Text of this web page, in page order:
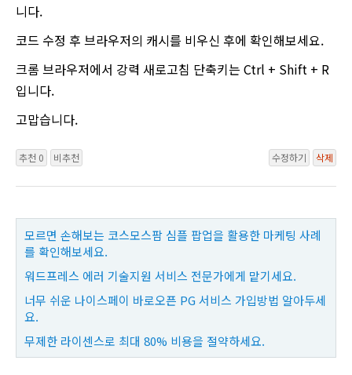
니다.
코드 수정 후 브라우저의 캐시를 비우신 후에 확인해보세요.
크롬 브라우저에서 강력 새로고침 단축키는 Ctrl + Shift + R
입니다.
고맙습니다.
추천 0 비추천 수정하기 삭제
모르면 손해보는 코스모스팜 심플 팝업을 활용한 마케팅 사례
를 확인해보세요.
워드프레스 에러 기술지원 서비스 전문가에게 맡기세요.
너무 쉬운 나이스페이 바로오픈 PG 서비스 가입방법 알아두세
요.
무제한 라이센스로 최대 80% 비용을 절약하세요.